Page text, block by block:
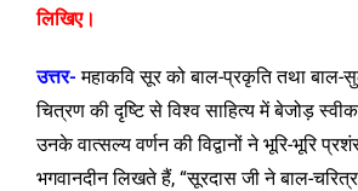
लिखिए।
उत्तर- महाकवि सूर को बाल-प्रकृति तथा बाल-
चित्रण की दृष्टि से विश्व साहित्य में बेजोड़
उनके वात्सल्य वर्णन की विद्वानों ने भूरि-भूरि
भगवानदीन लिखते हैं, “सूरदास जी ने बाल-